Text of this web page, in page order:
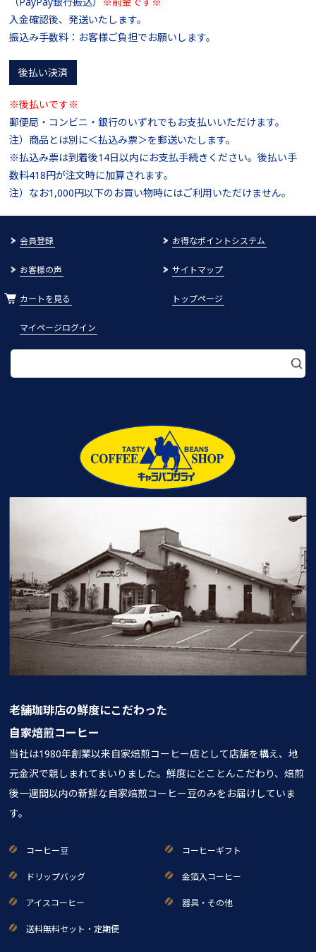
入金確認後、発送いたします。
振込み手数料：お客様ご負担でお願いします。
後払い決済
※後払いです※
郵便局・コンビニ・銀行のいずれでもお支払いいただけます。
注）商品とは別に＜払込み票＞を郵送いたします。
※払込み票は到着後14日以内にお支払手続きください。後払い手
数料418円が注文時に加算されます。
注）なお1,000円以下のお買い物時にはご利用いただけません。
会員登録 お得なポイントシステム
お客様の声 サイトマップ
カートを見る トップページ
マイページログイン
老舗珈琲店の鮮度にこだわった
自家焙煎コーヒー
当社は1980年創業以来自家焙煎コーヒー店として店舗を構え、地
元金沢で親しまれてまいりました。鮮度にとことんこだわり、焙煎
後一週間以内の新鮮な自家焙煎コーヒー豆のみをお届けしていま
す。
コーヒー豆 コーヒーギフト
ドリップバッグ 金箔入コーヒー
アイスコーヒー 器具・その他
送料無料セット・定期便